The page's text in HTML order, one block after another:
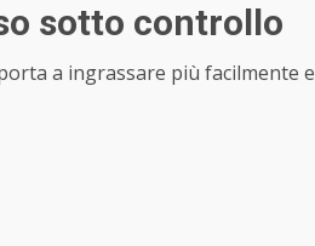
sotto controllo
a ingrassare più facilmente e